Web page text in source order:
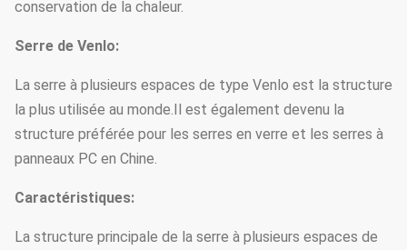
conservation de la chaleur.
Serre de Venlo:
La serre à plusieurs espaces de type Venlo est la structure
la plus utilisée au monde.Il est également devenu la
structure préférée pour les serres en verre et les serres à
panneaux PC en Chine.
Caractéristiques:
La structure principale de la serre à plusieurs espaces de